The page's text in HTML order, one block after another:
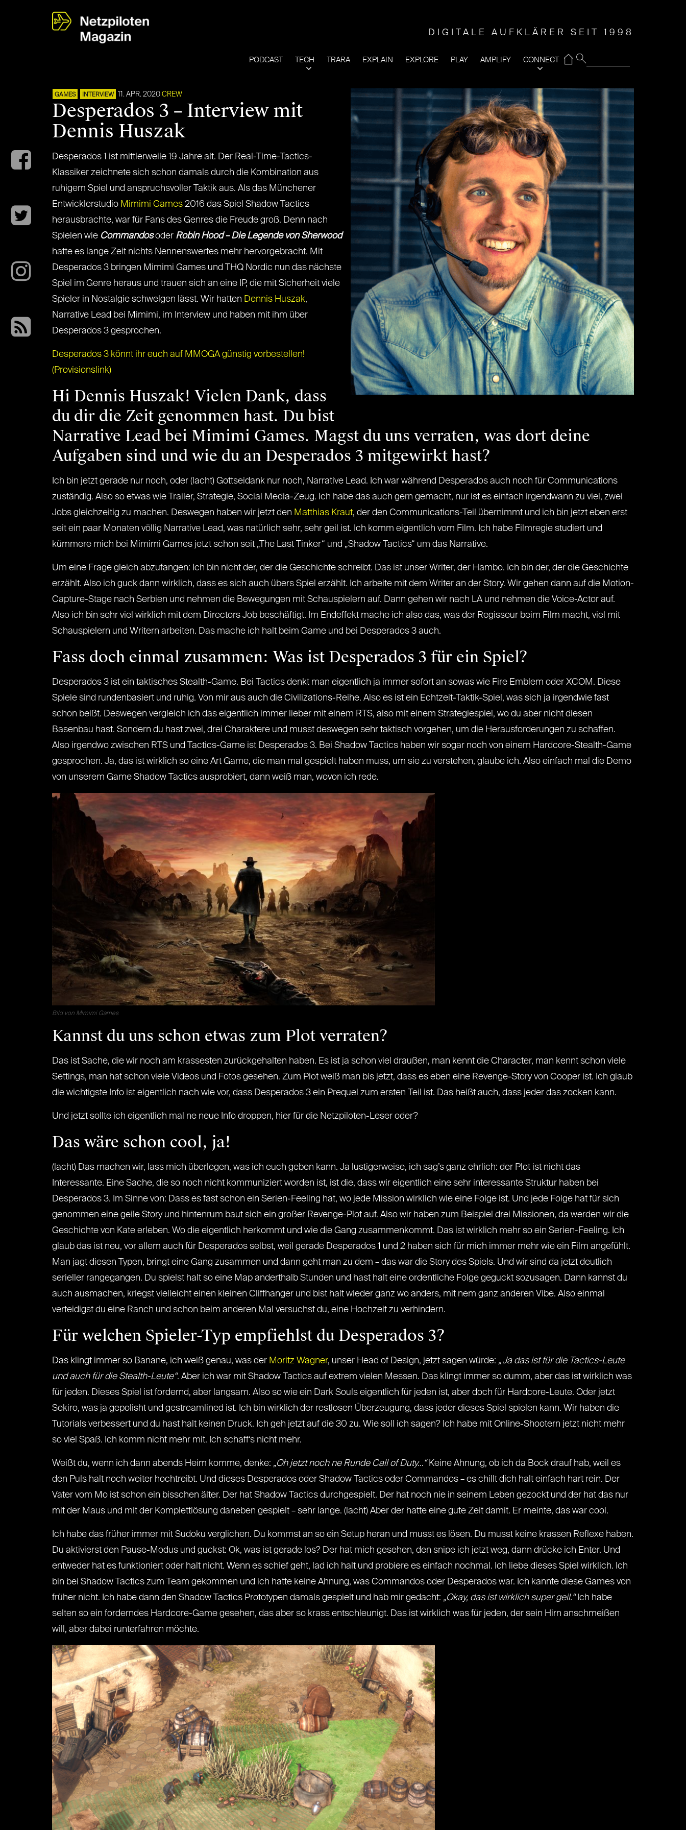
DIGITALE AUFKLÄRER SEIT 1998
PODCAST TECH TRARA EXPLAIN EXPLORE PLAY AMPLIFY CONNECT
⌂
GAMES INTERVIEW 11. APR. 2020 CREW
Desperados 3 – Interview mit
Dennis Huszak
Desperados 1 ist mittlerweile 19 Jahre alt. Der Real-Time-Tactics-
Klassiker zeichnete sich schon damals durch die Kombination aus
ruhigem Spiel und anspruchsvoller Taktik aus. Als das Münchener
Entwicklerstudio Mimimi Games 2016 das Spiel Shadow Tactics
herausbrachte, war für Fans des Genres die Freude groß. Denn nach
Spielen wie Commandos oder Robin Hood – Die Legende von Sherwood
hatte es lange Zeit nichts Nennenswertes mehr hervorgebracht. Mit
Desperados 3 bringen Mimimi Games und THQ Nordic nun das nächste
Spiel im Genre heraus und trauen sich an eine IP, die mit Sicherheit viele
Spieler in Nostalgie schwelgen lässt. Wir hatten Dennis Huszak,
Narrative Lead bei Mimimi, im Interview und haben mit ihm über
Desperados 3 gesprochen.
Desperados 3 könnt ihr euch auf MMOGA günstig vorbestellen!
(Provisionslink)
Hi Dennis Huszak! Vielen Dank, dass
du dir die Zeit genommen hast. Du bist
Narrative Lead bei Mimimi Games. Magst du uns verraten, was dort deine
Aufgaben sind und wie du an Desperados 3 mitgewirkt hast?
Ich bin jetzt gerade nur noch, oder (lacht) Gottseidank nur noch, Narrative Lead. Ich war während Desperados auch noch für Communications
zuständig. Also so etwas wie Trailer, Strategie, Social Media-Zeug. Ich habe das auch gern gemacht, nur ist es einfach irgendwann zu viel, zwei
Jobs gleichzeitig zu machen. Deswegen haben wir jetzt den Matthias Kraut, der den Communications-Teil übernimmt und ich bin jetzt eben erst
seit ein paar Monaten völlig Narrative Lead, was natürlich sehr, sehr geil ist. Ich komm eigentlich vom Film. Ich habe Filmregie studiert und
kümmere mich bei Mimimi Games jetzt schon seit „The Last Tinker“ und „Shadow Tactics“ um das Narrative.
Um eine Frage gleich abzufangen: Ich bin nicht der, der die Geschichte schreibt. Das ist unser Writer, der Hambo. Ich bin der, der die Geschichte
erzählt. Also ich guck dann wirklich, dass es sich auch übers Spiel erzählt. Ich arbeite mit dem Writer an der Story. Wir gehen dann auf die Motion-
Capture-Stage nach Serbien und nehmen die Bewegungen mit Schauspielern auf. Dann gehen wir nach LA und nehmen die Voice-Actor auf.
Also ich bin sehr viel wirklich mit dem Directors Job beschäftigt. Im Endeffekt mache ich also das, was der Regisseur beim Film macht, viel mit
Schauspielern und Writern arbeiten. Das mache ich halt beim Game und bei Desperados 3 auch.
Fass doch einmal zusammen: Was ist Desperados 3 für ein Spiel?
Desperados 3 ist ein taktisches Stealth-Game. Bei Tactics denkt man eigentlich ja immer sofort an sowas wie Fire Emblem oder XCOM. Diese
Spiele sind rundenbasiert und ruhig. Von mir aus auch die Civilizations-Reihe. Also es ist ein Echtzeit-Taktik-Spiel, was sich ja irgendwie fast
schon beißt. Deswegen vergleich ich das eigentlich immer lieber mit einem RTS, also mit einem Strategiespiel, wo du aber nicht diesen
Basenbau hast. Sondern du hast zwei, drei Charaktere und musst deswegen sehr taktisch vorgehen, um die Herausforderungen zu schaffen.
Also irgendwo zwischen RTS und Tactics-Game ist Desperados 3. Bei Shadow Tactics haben wir sogar noch von einem Hardcore-Stealth-Game
gesprochen. Ja, das ist wirklich so eine Art Game, die man mal gespielt haben muss, um sie zu verstehen, glaube ich. Also einfach mal die Demo
von unserem Game Shadow Tactics ausprobiert, dann weiß man, wovon ich rede.
Bild von Mimimi Games
Kannst du uns schon etwas zum Plot verraten?
Das ist Sache, die wir noch am krassesten zurückgehalten haben. Es ist ja schon viel draußen, man kennt die Character, man kennt schon viele
Settings, man hat schon viele Videos und Fotos gesehen. Zum Plot weiß man bis jetzt, dass es eben eine Revenge-Story von Cooper ist. Ich glaub
die wichtigste Info ist eigentlich nach wie vor, dass Desperados 3 ein Prequel zum ersten Teil ist. Das heißt auch, dass jeder das zocken kann.
Und jetzt sollte ich eigentlich mal ne neue Info droppen, hier für die Netzpiloten-Leser oder?
Das wäre schon cool, ja!
(lacht) Das machen wir, lass mich überlegen, was ich euch geben kann. Ja lustigerweise, ich sag’s ganz ehrlich: der Plot ist nicht das
Interessante. Eine Sache, die so noch nicht kommuniziert worden ist, ist die, dass wir eigentlich eine sehr interessante Struktur haben bei
Desperados 3. Im Sinne von: Dass es fast schon ein Serien-Feeling hat, wo jede Mission wirklich wie eine Folge ist. Und jede Folge hat für sich
genommen eine geile Story und hintenrum baut sich ein großer Revenge-Plot auf. Also wir haben zum Beispiel drei Missionen, da werden wir die
Geschichte von Kate erleben. Wo die eigentlich herkommt und wie die Gang zusammenkommt. Das ist wirklich mehr so ein Serien-Feeling. Ich
glaub das ist neu, vor allem auch für Desperados selbst, weil gerade Desperados 1 und 2 haben sich für mich immer mehr wie ein Film angefühlt.
Man jagt diesen Typen, bringt eine Gang zusammen und dann geht man zu dem – das war die Story des Spiels. Und wir sind da jetzt deutlich
serieller rangegangen. Du spielst halt so eine Map anderthalb Stunden und hast halt eine ordentliche Folge geguckt sozusagen. Dann kannst du
auch ausmachen, kriegst vielleicht einen kleinen Cliffhanger und bist halt wieder ganz wo anders, mit nem ganz anderen Vibe. Also einmal
verteidigst du eine Ranch und schon beim anderen Mal versuchst du, eine Hochzeit zu verhindern.
Für welchen Spieler-Typ empfiehlst du Desperados 3?
Das klingt immer so Banane, ich weiß genau, was der Moritz Wagner, unser Head of Design, jetzt sagen würde: „Ja das ist für die Tactics-Leute
und auch für die Stealth-Leute“. Aber ich war mit Shadow Tactics auf extrem vielen Messen. Das klingt immer so dumm, aber das ist wirklich was
für jeden. Dieses Spiel ist fordernd, aber langsam. Also so wie ein Dark Souls eigentlich für jeden ist, aber doch für Hardcore-Leute. Oder jetzt
Sekiro, was ja gepolisht und gestreamlined ist. Ich bin wirklich der restlosen Überzeugung, dass jeder dieses Spiel spielen kann. Wir haben die
Tutorials verbessert und du hast halt keinen Druck. Ich geh jetzt auf die 30 zu. Wie soll ich sagen? Ich habe mit Online-Shootern jetzt nicht mehr
so viel Spaß. Ich komm nicht mehr mit. Ich schaff‘s nicht mehr.
Weißt du, wenn ich dann abends Heim komme, denke: „Oh jetzt noch ne Runde Call of Duty…“Keine Ahnung, ob ich da Bock drauf hab, weil es
den Puls halt noch weiter hochtreibt. Und dieses Desperados oder Shadow Tactics oder Commandos – es chillt dich halt einfach hart rein. Der
Vater vom Mo ist schon ein bisschen älter. Der hat Shadow Tactics durchgespielt. Der hat noch nie in seinem Leben gezockt und der hat das nur
mit der Maus und mit der Komplettlösung daneben gespielt – sehr lange. (lacht) Aber der hatte eine gute Zeit damit. Er meinte, das war cool.
Ich habe das früher immer mit Sudoku verglichen. Du kommst an so ein Setup heran und musst es lösen. Du musst keine krassen Reflexe haben.
Du aktivierst den Pause-Modus und guckst: Ok, was ist gerade los? Der hat mich gesehen, den snipe ich jetzt weg, dann drücke ich Enter. Und
entweder hat es funktioniert oder halt nicht. Wenn es schief geht, lad ich halt und probiere es einfach nochmal. Ich liebe dieses Spiel wirklich. Ich
bin bei Shadow Tactics zum Team gekommen und ich hatte keine Ahnung, was Commandos oder Desperados war. Ich kannte diese Games von
früher nicht. Ich habe dann den Shadow Tactics Prototypen damals gespielt und hab mir gedacht: „Okay, das ist wirklich super geil.“Ich habe
selten so ein forderndes Hardcore-Game gesehen, das aber so krass entschleunigt. Das ist wirklich was für jeden, der sein Hirn anschmeißen
will, aber dabei runterfahren möchte.